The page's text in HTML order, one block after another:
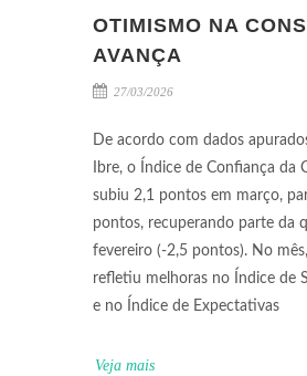
OTIMISMO NA
AVANÇA
27/03/2026
De acordo com dados
Ibre, o Índice de Confiança da
subiu 2,1 pontos em março,
pontos, recuperando parte da
fevereiro (-2,5 pontos). No
refletiu melhoras no Índice de
e no Índice de Expectativas
Veja mais